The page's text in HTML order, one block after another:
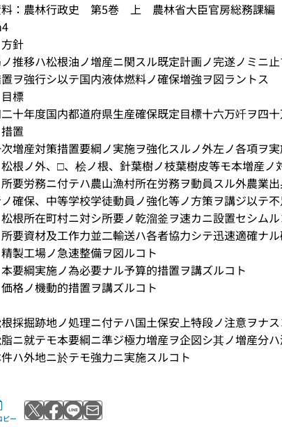
料：農林行政史 第5巻 上 農林省大臣官房総務課
針
推移ハ松根油ノ増産ニ関スル既定計画ノ完遂ノミニ
ヲ強行シ以テ国内液体燃料ノ確保増強ヲ図ラントス
標
十年度国内都道府県生産確保既定目標十六万竏ヲ四
置
増産対策措置要綱ノ実施ヲ強化スルノ外左ノ各項ヲ
根ノ外、□、桧ノ根、針葉樹ノ枝葉樹皮等モ本増産ノ
要労務ニ付テハ農山漁村所在労務ヲ動員スル外農業
確保、中等学校学徒動員ノ強化等ノ方策ヲ講ジ以テ
根所在町村ニ対シ所要ノ乾溜釜ヲ速カニ設置セシムル
要資材及工作力並二輸送ハ各者協力シテ迅速適確ナ
製工場ノ急速整備ヲ図ルコト
要綱実施ノ為必要ナル予算的措置ヲ講ズルコト
格ノ機動的措置ヲ講ズルコト
採掘跡地ノ処理ニ付テハ国土保安上特段ノ注意ヲナス
ニ就テモ本要綱ニ準ジ極力増産ヲ企図シ其ノ増産分
ハ外地ニ於テモ強力ニ実施スルコト
ピー Xでポストする
Facebookでシェアする
LINEで送る
メールで送る